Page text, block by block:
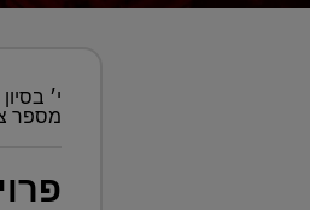
י׳ בסיון
מספר